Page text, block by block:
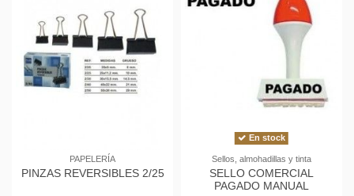
PAPELERÍA
PINZAS REVERSIBLES 2/25
En stock
Sellos, almohadillas y tinta
SELLO COMERCIAL
PAGADO MANUAL